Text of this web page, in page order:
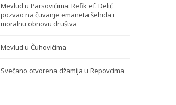
Mevlud u Parsovićima: Refik ef. Delić
pozvao na čuvanje emaneta šehida i
moralnu obnovu društva
Mevlud u Čuhovićima
Svečano otvorena džamija u Repovcima